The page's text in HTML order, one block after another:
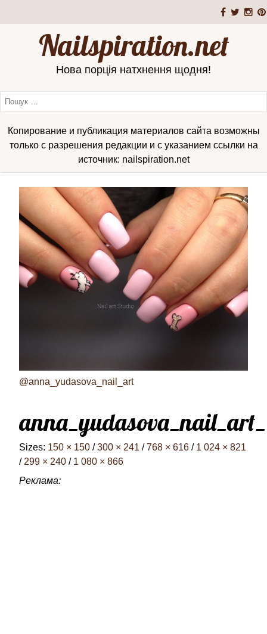
Nailspiration.net
Нова порція натхнення щодня!
Копирование и публикация материалов сайта возможны
только с разрешения редакции и с указанием ссылки на
источник: nailspiration.net
@anna_yudasova_nail_art
Sizes: 150 × 150 / 300 × 241 / 768 × 616 / 1 024 × 821
/ 299 × 240 / 1 080 × 866
Реклама: